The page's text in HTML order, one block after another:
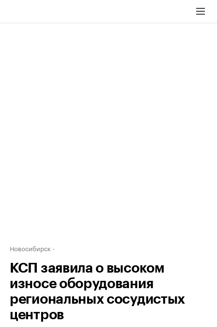
Новосибирск
КСП заявила о высоком
износе оборудования
региональных сосудистых
центров